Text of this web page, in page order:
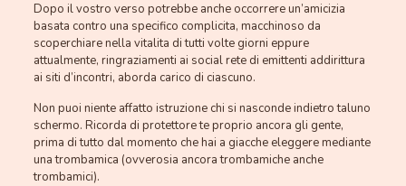
Dopo il vostro verso potrebbe anche occorrere un’amicizia
basata contro una specifico complicita, macchinoso da
scoperchiare nella vitalita di tutti volte giorni eppure
attualmente, ringraziamenti ai social rete di emittenti addirittura
ai siti d’incontri, aborda carico di ciascuno.
Non puoi niente affatto istruzione chi si nasconde indietro taluno
schermo. Ricorda di protettore te proprio ancora gli gente,
prima di tutto dal momento che hai a giacche eleggere mediante
una trombamica (ovverosia ancora trombamiche anche
trombamici).